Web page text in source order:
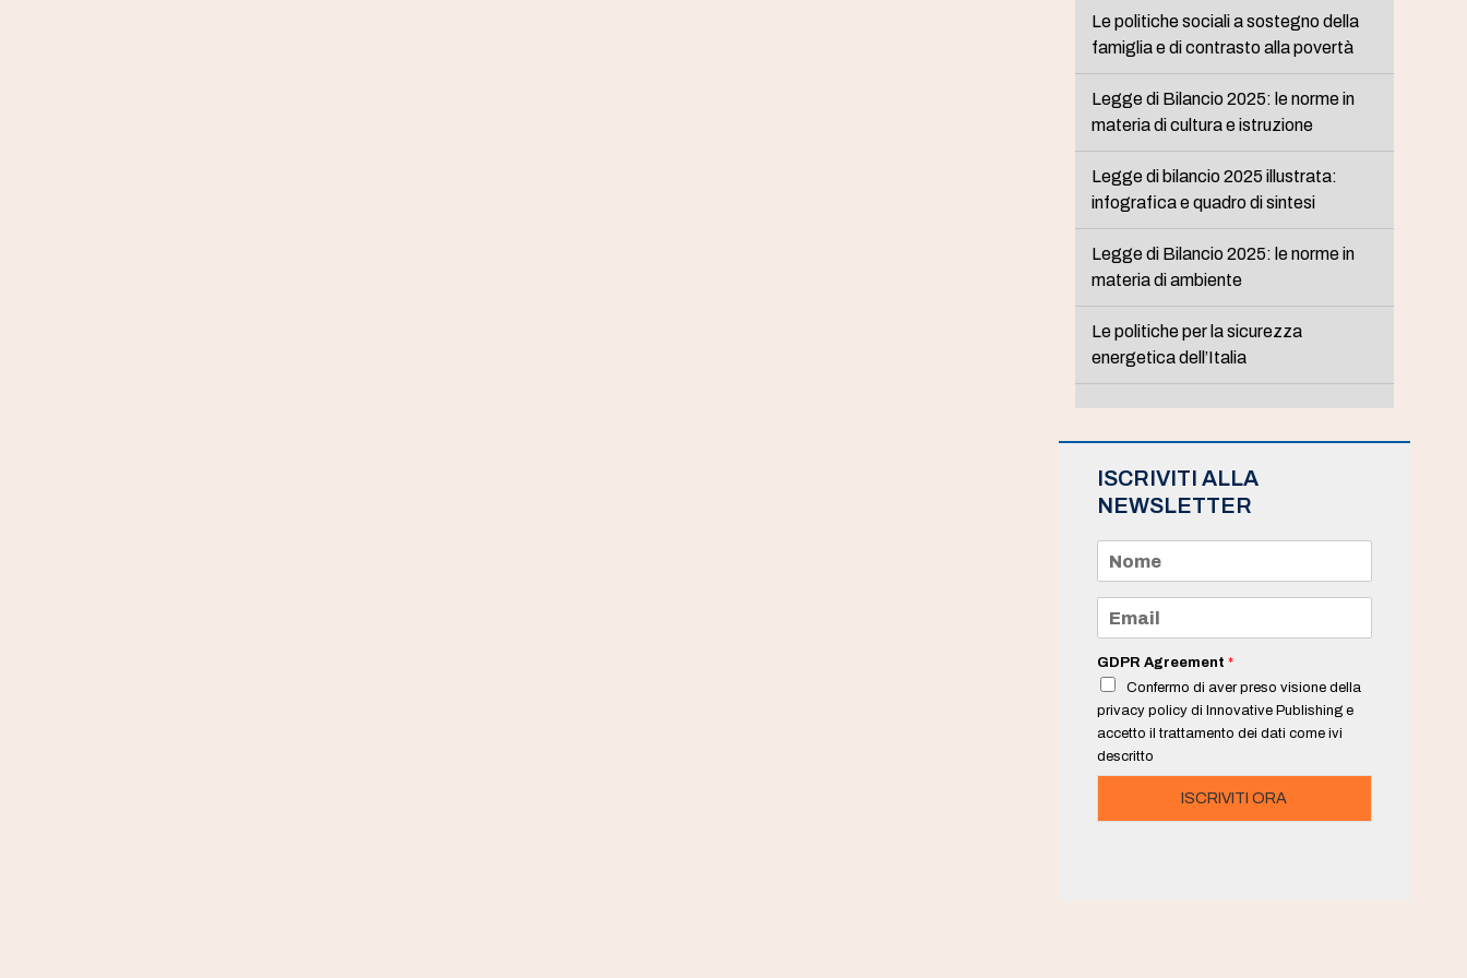
Le politiche sociali a sostegno della
famiglia e di contrasto alla povertà
Legge di Bilancio 2025: le norme in
materia di cultura e istruzione
Legge di bilancio 2025 illustrata:
infografica e quadro di sintesi
Legge di Bilancio 2025: le norme in
materia di ambiente
Le politiche per la sicurezza
energetica dell’Italia
ISCRIVITI ALLA
NEWSLETTER
m
e
a
i
*
GDPR Agreement *
Confermo di aver preso visione della
privacy policy di Innovative Publishing e
accetto il trattamento dei dati come ivi
descritto
ISCRIVITI ORA